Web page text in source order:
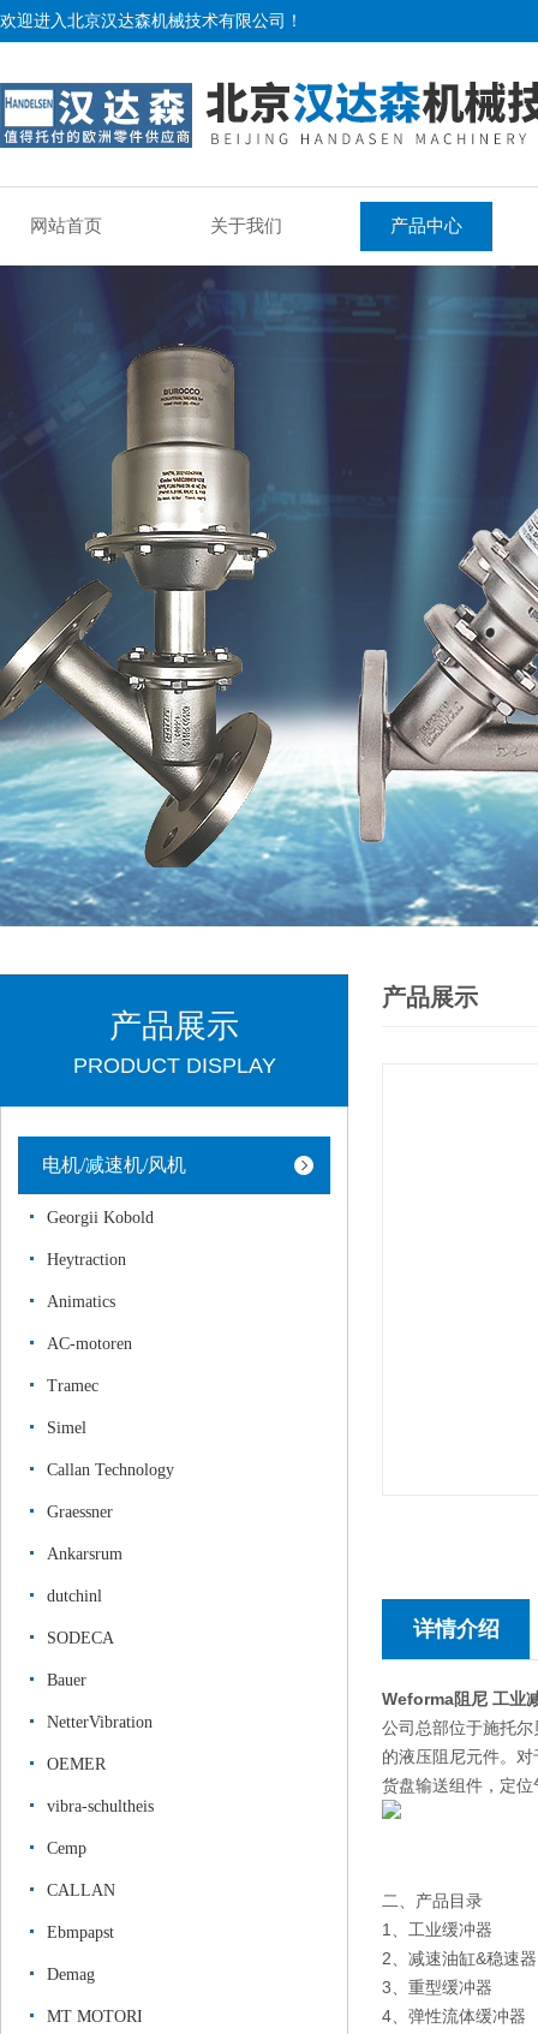
欢迎进入北京汉达森机械技术有限公司！
网站首页 关于我们 产品中心
产品展示
PRODUCT DISPLAY
电机/减速机/风机
Georgii Kobold
Heytraction
Animatics
AC-motoren
Tramec
Simel
Callan Technology
Graessner
Ankarsrum
dutchinl
SODECA
Bauer
NetterVibration
OEMER
vibra-schultheis
Cemp
CALLAN
Ebmpapst
Demag
MT MOTORI
产品展示
详情介绍
Weforma阻尼 工业
公司总部位于施托
的液压阻尼元件。 对
货盘输送组件，定
二、产品目录
1、工业缓冲器
2、减速油缸&稳速器
3、重型缓冲器
4、弹性流体缓冲器